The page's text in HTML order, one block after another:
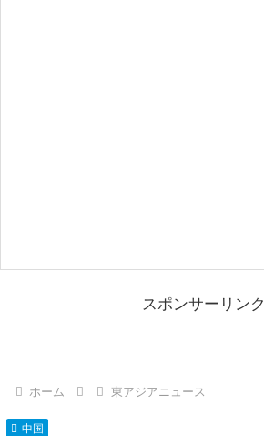
スポンサーリンク
ホーム 東アジアニュース
中国